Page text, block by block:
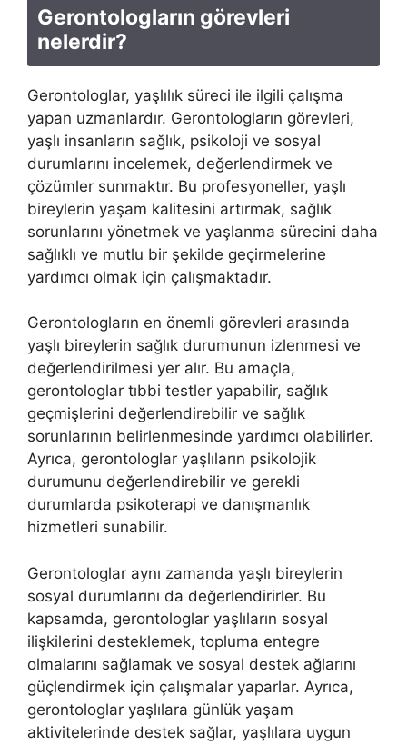
Gerontologların görevleri
nelerdir?
Gerontologlar, yaşlılık süreci ile ilgili çalışma
yapan uzmanlardır. Gerontologların görevleri,
yaşlı insanların sağlık, psikoloji ve sosyal
durumlarını incelemek, değerlendirmek ve
çözümler sunmaktır. Bu profesyoneller, yaşlı
bireylerin yaşam kalitesini artırmak, sağlık
sorunlarını yönetmek ve yaşlanma sürecini daha
sağlıklı ve mutlu bir şekilde geçirmelerine
yardımcı olmak için çalışmaktadır.
Gerontologların en önemli görevleri arasında
yaşlı bireylerin sağlık durumunun izlenmesi ve
değerlendirilmesi yer alır. Bu amaçla,
gerontologlar tıbbi testler yapabilir, sağlık
geçmişlerini değerlendirebilir ve sağlık
sorunlarının belirlenmesinde yardımcı olabilirler.
Ayrıca, gerontologlar yaşlıların psikolojik
durumunu değerlendirebilir ve gerekli
durumlarda psikoterapi ve danışmanlık
hizmetleri sunabilir.
Gerontologlar aynı zamanda yaşlı bireylerin
sosyal durumlarını da değerlendirirler. Bu
kapsamda, gerontologlar yaşlıların sosyal
ilişkilerini desteklemek, topluma entegre
olmalarını sağlamak ve sosyal destek ağlarını
güçlendirmek için çalışmalar yaparlar. Ayrıca,
gerontologlar yaşlılara günlük yaşam
aktivitelerinde destek sağlar, yaşlılara uygun